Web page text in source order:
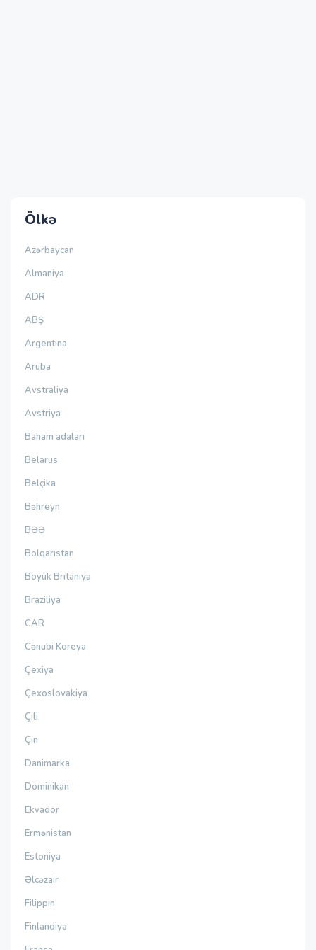
Ölkə
Azərbaycan
Almaniya
ADR
ABŞ
Argentina
Aruba
Avstraliya
Avstriya
Baham adaları
Belarus
Belçika
Bəhreyn
BƏƏ
Bolqarıstan
Böyük Britaniya
Braziliya
CAR
Cənubi Koreya
Çexiya
Çexoslovakiya
Çili
Çin
Danimarka
Dominikan
Ekvador
Ermənistan
Estoniya
Əlcəzair
Filippin
Finlandiya